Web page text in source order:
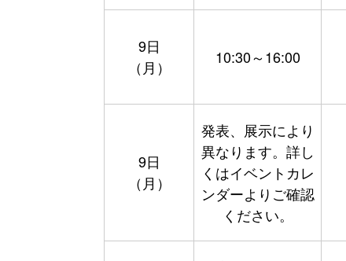
9日
（月）
10:30～16:00
9日
（月）
発表、展示により
異なります。詳し
くはイベントカレ
ンダーよりご確認
ください。